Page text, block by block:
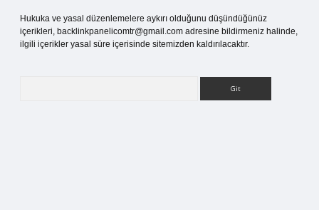
Hukuka ve yasal düzenlemelere aykırı olduğunu düşündüğünüz
içerikleri, backlinkpanelicomtr@gmail.com adresine bildirmeniz halinde,
ilgili içerikler yasal süre içerisinde sitemizden kaldırılacaktır.